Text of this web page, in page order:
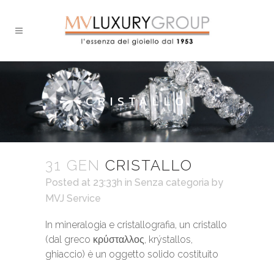
CRISTALLO
31 GEN CRISTALLO
Posted at 23:33h in Senza categoria by
MVJ Service
In mineralogia e cristallografia, un cristallo
(dal greco κρύσταλλος, krýstallos,
ghiaccio) è un oggetto solido costituito